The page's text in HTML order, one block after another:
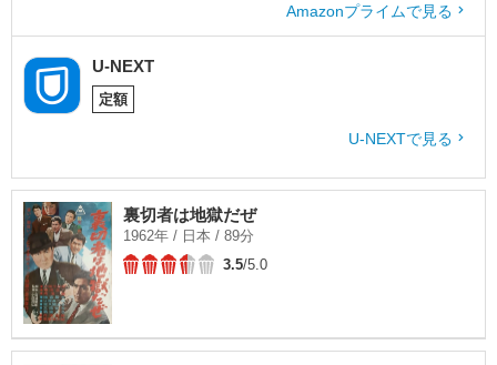
Amazonプライムで見る
U-NEXT
定額
U-NEXTで見る
裏切者は地獄だぜ
1962年 / 日本 / 89分
3.5/5.0